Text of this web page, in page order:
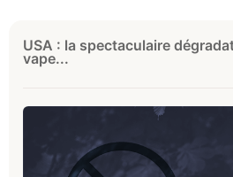
USA : la spectaculaire
vape...